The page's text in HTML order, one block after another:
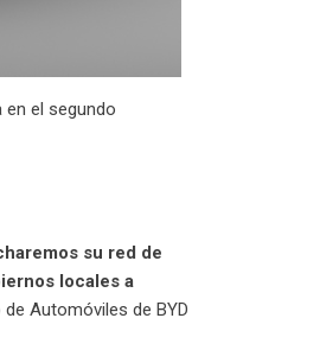
en el segundo
su red de
locales a
Automóviles de BYD